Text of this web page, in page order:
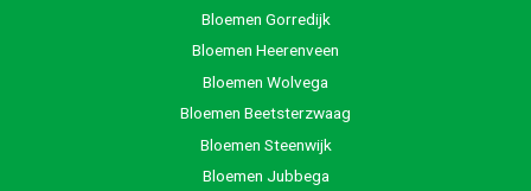
Bloemen Gorredijk
Bloemen Heerenveen
Bloemen Wolvega
Bloemen Beetsterzwaag
Bloemen Steenwijk
Bloemen Jubbega